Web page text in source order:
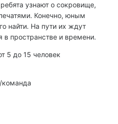
узнают о сокровище,
Конечно, юным
найти. На пути их ждут
пространстве и времени.
5 до 15 человек
команда